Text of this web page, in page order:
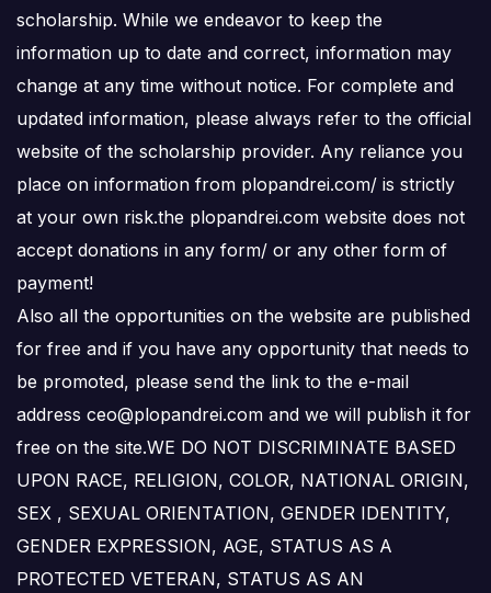
scholarship. While we endeavor to keep the
information up to date and correct, information may
change at any time without notice. For complete and
updated information, please always refer to the official
website of the scholarship provider. Any reliance you
place on information from plopandrei.com/ is strictly
at your own risk.the plopandrei.com website does not
accept donations in any form/ or any other form of
payment!
Also all the opportunities on the website are published
for free and if you have any opportunity that needs to
be promoted, please send the link to the e-mail
address ceo@plopandrei.com and we will publish it for
free on the site.WE DO NOT DISCRIMINATE BASED
UPON RACE, RELIGION, COLOR, NATIONAL ORIGIN,
SEX , SEXUAL ORIENTATION, GENDER IDENTITY,
GENDER EXPRESSION, AGE, STATUS AS A
PROTECTED VETERAN, STATUS AS AN